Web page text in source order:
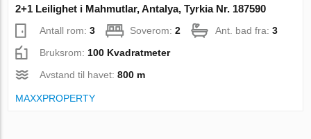
2+1 Leilighet i Mahmutlar, Antalya, Tyrkia Nr. 187590
Antall rom:3 Soverom:2 Ant. bad fra:3
Bruksrom: 100 Kvadratmeter
Avstand til havet:800 m
MAXXPROPERTY